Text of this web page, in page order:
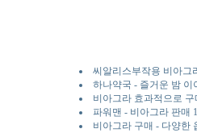
씨알리스부작용 비아그
하나약국 - 즐거운 밤
비아그라 효과적으로
파워맨 - 비아그라 판매
비아그라 구매 - 다양한